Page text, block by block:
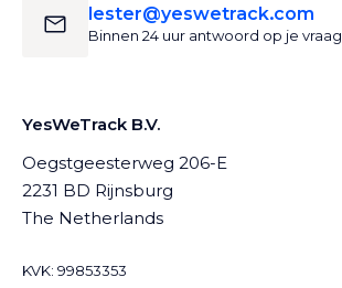
lester@yeswetrack.com
Binnen 24 uur antwoord op je vraag
YesWeTrack B.V.
Oegstgeesterweg 206-E
2231 BD Rijnsburg
The Netherlands
KVK: 99853353